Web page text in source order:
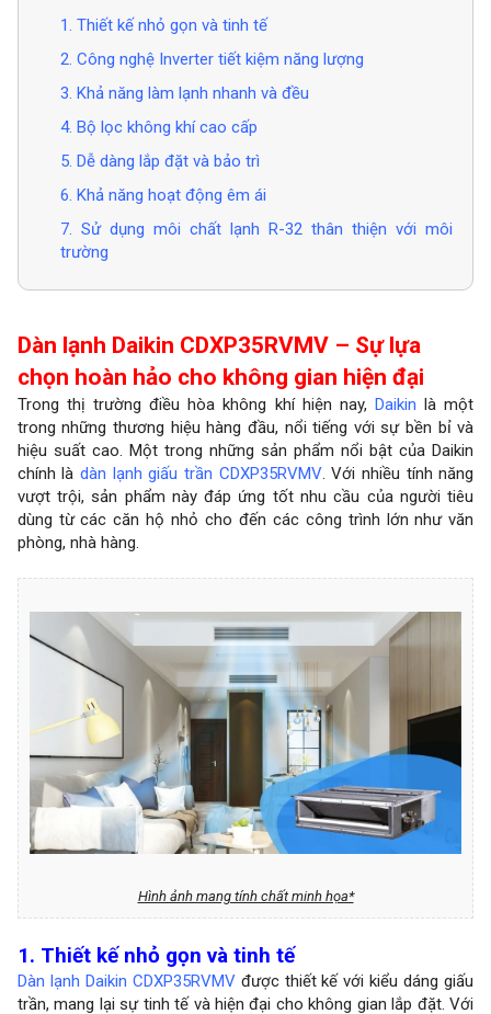
1. Thiết kế nhỏ gọn và tinh tế
2. Công nghệ Inverter tiết kiệm năng lượng
3. Khả năng làm lạnh nhanh và đều
4. Bộ lọc không khí cao cấp
5. Dễ dàng lắp đặt và bảo trì
6. Khả năng hoạt động êm ái
7. Sử dụng môi chất lạnh R-32 thân thiện với môi
trường
Dàn lạnh Daikin CDXP35RVMV – Sự lựa
chọn hoàn hảo cho không gian hiện đại
Trong thị trường điều hòa không khí hiện nay, Daikin là một
trong những thương hiệu hàng đầu, nổi tiếng với sự bền bỉ và
hiệu suất cao. Một trong những sản phẩm nổi bật của Daikin
chính làdàn lạnh giấu trần CDXP35RVMV. Với nhiều tính năng
vượt trội, sản phẩm này đáp ứng tốt nhu cầu của người tiêu
dùng từ các căn hộ nhỏ cho đến các công trình lớn như văn
phòng, nhà hàng.
Hình ảnh mang tính chất minh họa*
1. Thiết kế nhỏ gọn và tinh tế
Dàn lạnh Daikin CDXP35RVMVđược thiết kế với kiểu dáng giấu
trần, mang lại sự tinh tế và hiện đại cho không gian lắp đặt. Với